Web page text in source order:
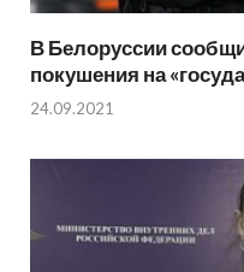
В Белоруссии
покушения на
24.09.2021